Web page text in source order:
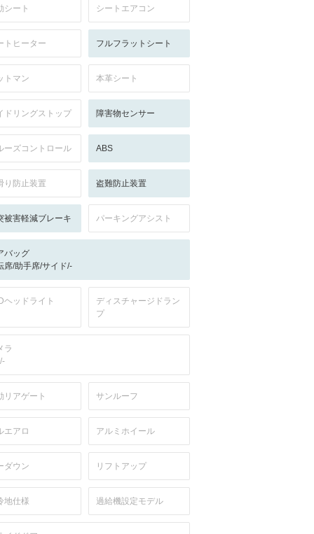
シート シートエアコン
トヒーター フルフラットシート
トマン 本革シート
ドリングストップ 障害物センサー
ーズコントロール ABS
り防止装置 盗難防止装置
被害軽減ブレーキ パーキングアシスト
バッグ
席/助手席/サイド/-
ヘッドライト
ディスチャージドラン
プ
ラ
リアゲート サンルーフ
エアロ アルミホイール
ダウン リフトアップ
地仕様 過給機設定モデル